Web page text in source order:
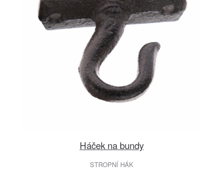
Háček na bundy
STROPNÍ HÁK